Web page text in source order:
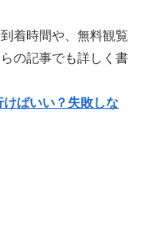
着時間や、無料観覧
の記事でも詳しく書
ばいい？失敗しな